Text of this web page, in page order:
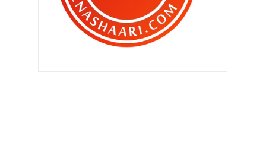
Hari 7&8 : Tekanan mula terasa
Hari 5 & 6 : Terima kasih kerajaan
Malaysia